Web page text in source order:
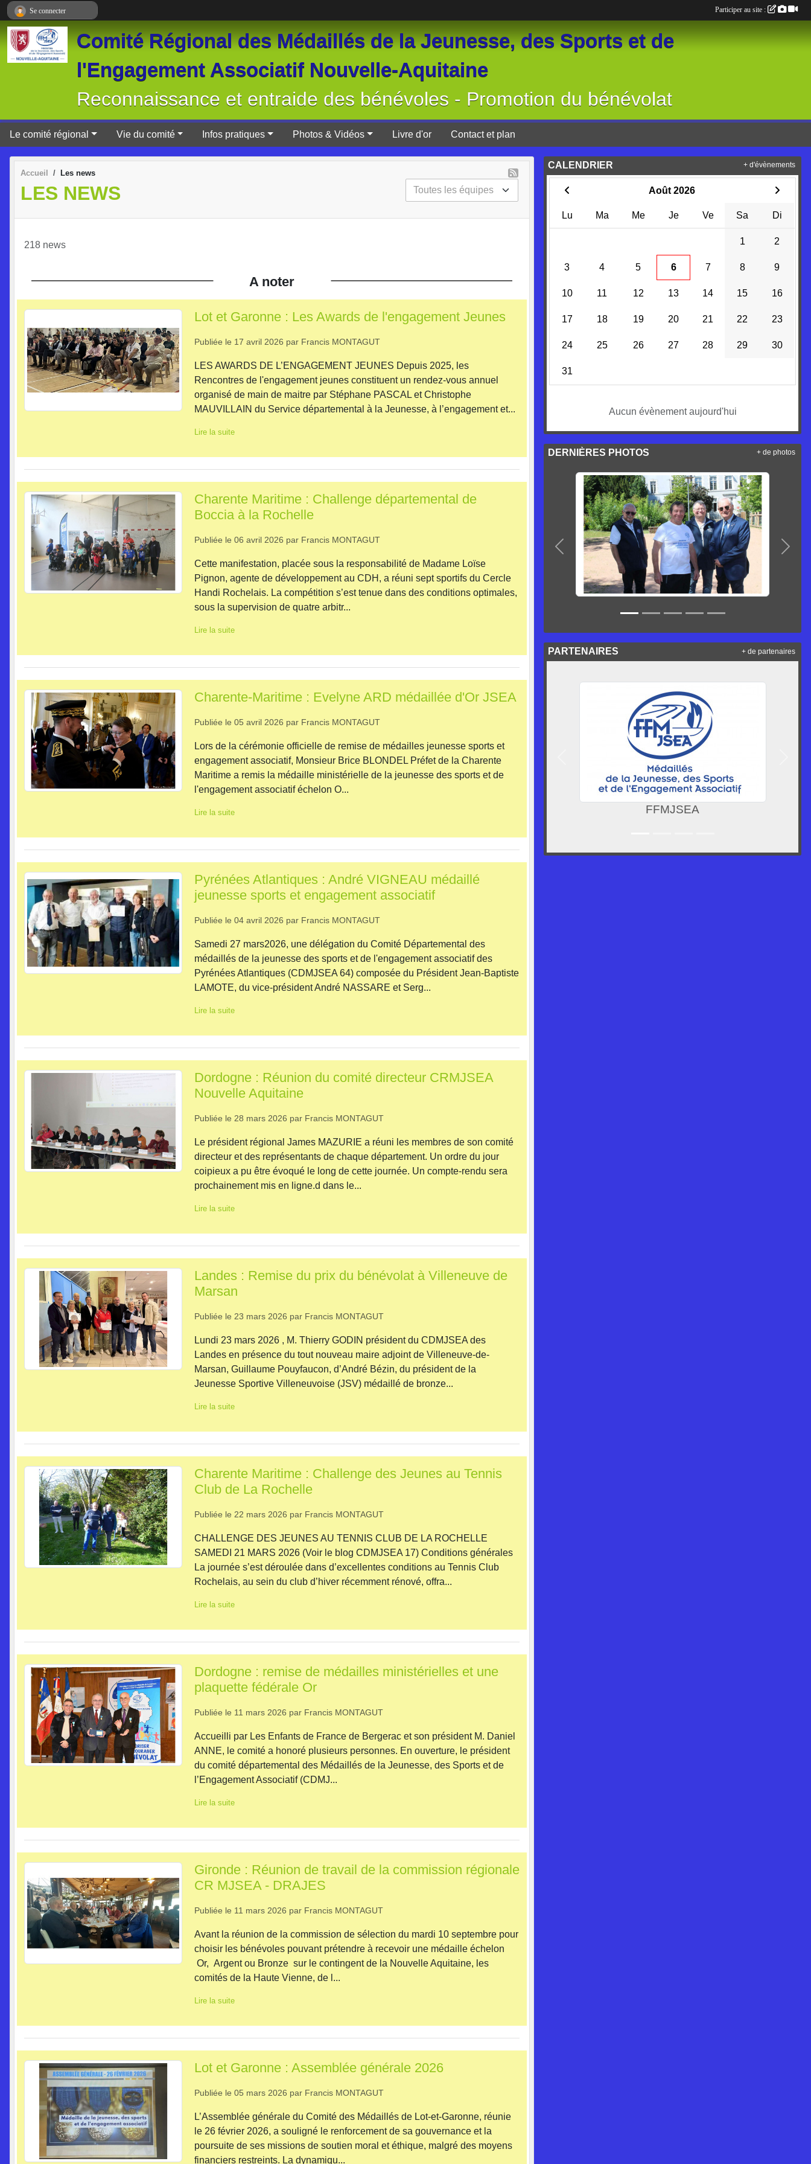
Comité Régional des Médaillés de la Jeunesse, des Sports et de
l'Engagement Associatif Nouvelle-Aquitaine
Reconnaissance et entraide des bénévoles - Promotion du bénévolat
Le comité régional Vie du comité Infos pratiques Photos & Vidéos Livre d'or Contact et plan
Accueil Les news
LES NEWS
218 news
A noter
Lot et Garonne : Les Awards de l'engagement Jeunes
Publiée le 17 avril 2026 par Francis MONTAGUT
LES AWARDS DE L’ENGAGEMENT JEUNES Depuis 2025, les
Rencontres de l'engagement jeunes constituent un rendez-vous annuel
organisé de main de maitre par Stéphane PASCAL et Christophe
MAUVILLAIN du Service départemental à la Jeunesse, à l’engagement et...
Lire la suite
Charente Maritime : Challenge départemental de
Boccia à la Rochelle
Publiée le 06 avril 2026 par Francis MONTAGUT
Cette manifestation, placée sous la responsabilité de Madame Loïse
Pignon, agente de développement au CDH, a réuni sept sportifs du Cercle
Handi Rochelais. La compétition s’est tenue dans des conditions optimales,
sous la supervision de quatre arbitr...
Lire la suite
Charente-Maritime : Evelyne ARD médaillée d'Or JSEA
Publiée le 05 avril 2026 par Francis MONTAGUT
Lors de la cérémonie officielle de remise de médailles jeunesse sports et
engagement associatif, Monsieur Brice BLONDEL Préfet de la Charente
Maritime a remis la médaille ministérielle de la jeunesse des sports et de
l'engagement associatif échelon O...
Lire la suite
Pyrénées Atlantiques : André VIGNEAU médaillé
jeunesse sports et engagement associatif
Publiée le 04 avril 2026 par Francis MONTAGUT
Samedi 27 mars2026, une délégation du Comité Départemental des
médaillés de la jeunesse des sports et de l'engagement associatif des
Pyrénées Atlantiques (CDMJSEA 64) composée du Président Jean-Baptiste
LAMOTE, du vice-président André NASSARE et Serg...
Lire la suite
Dordogne : Réunion du comité directeur CRMJSEA
Nouvelle Aquitaine
Publiée le 28 mars 2026 par Francis MONTAGUT
Le président régional James MAZURIE a réuni les membres de son comité
directeur et des représentants de chaque département. Un ordre du jour
coipieux a pu être évoqué le long de cette journée. Un compte-rendu sera
prochainement mis en ligne.d dans le...
Lire la suite
Landes : Remise du prix du bénévolat à Villeneuve de
Marsan
Publiée le 23 mars 2026 par Francis MONTAGUT
Lundi 23 mars 2026 , M. Thierry GODIN président du CDMJSEA des
Landes en présence du tout nouveau maire adjoint de Villeneuve-de-
Marsan, Guillaume Pouyfaucon, d’André Bézin, du président de la
Jeunesse Sportive Villeneuvoise (JSV) médaillé de bronze...
Lire la suite
Charente Maritime : Challenge des Jeunes au Tennis
Club de La Rochelle
Publiée le 22 mars 2026 par Francis MONTAGUT
CHALLENGE DES JEUNES AU TENNIS CLUB DE LA ROCHELLE
SAMEDI 21 MARS 2026 (Voir le blog CDMJSEA 17) Conditions générales
La journée s’est déroulée dans d’excellentes conditions au Tennis Club
Rochelais, au sein du club d’hiver récemment rénové, offra...
Lire la suite
Dordogne : remise de médailles ministérielles et une
plaquette fédérale Or
Publiée le 11 mars 2026 par Francis MONTAGUT
Accueilli par Les Enfants de France de Bergerac et son président M. Daniel
ANNE, le comité a honoré plusieurs personnes. En ouverture, le président
du comité départemental des Médaillés de la Jeunesse, des Sports et de
l’Engagement Associatif (CDMJ...
Lire la suite
Gironde : Réunion de travail de la commission régionale
CR MJSEA - DRAJES
Publiée le 11 mars 2026 par Francis MONTAGUT
Avant la réunion de la commission de sélection du mardi 10 septembre pour
choisir les bénévoles pouvant prétendre à recevoir une médaille échelon
Or, Argent ou Bronze sur le contingent de la Nouvelle Aquitaine, les
comités de la Haute Vienne, de l...
Lire la suite
Lot et Garonne : Assemblée générale 2026
Publiée le 05 mars 2026 par Francis MONTAGUT
L’Assemblée générale du Comité des Médaillés de Lot-et-Garonne, réunie
le 26 février 2026, a souligné le renforcement de sa gouvernance et la
poursuite de ses missions de soutien moral et éthique, malgré des moyens
financiers restreints. La dynamiqu...
CALENDRIER
Août 2026
Lu Ma Me Je Ve Sa Di
1 2
3 4 5 6 7 8 9
10 11 12 13 14 15 16
17 18 19 20 21 22 23
24 25 26 27 28 29 30
31
Aucun évènement aujourd'hui
+ d'évènements
DERNIÈRES PHOTOS
Précedent
+ de photos
PARTENAIRES
Préfet de la région Aquitaine
+ de partenaires
Se connecter Participer au site :
Panneau de gestion des cookies